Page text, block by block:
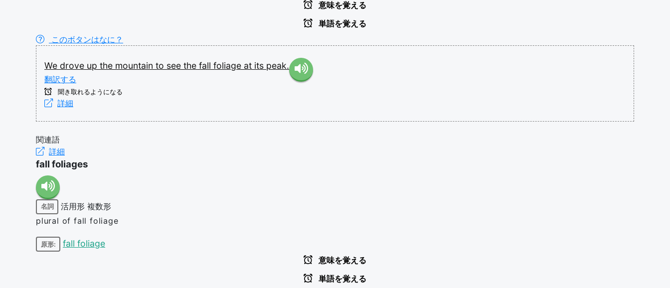
意味を覚える
単語を覚える
このボタンはなに？
We drove up the mountain to see the fall foliage at its peak.
翻訳する
聞き取れるようになる
詳細
関連語
詳細
fall foliages
名詞 活用形 複数形
plural of fall foliage
原形: fall foliage
意味を覚える
単語を覚える